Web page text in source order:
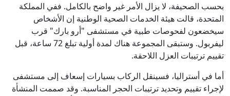
بحسب الصحيفة، لا يزال الأمر غير واضح بالكامل. ففي المملكة
المتحدة، قالت هيئة الخدمات الصحية الوطنية إن الأشخاص
سيخضعون لفحوصات طبية في مستشفى "أرو بارك" قرب
ليفربول. وستبقى المجموعة هناك لمدة أولية تبلغ 72 ساعة، قبل
تقييم ترتيبات العزل اللاحقة.
أما في أستراليا، فسينقل الركاب بسيارات إسعاف إلى مستشفى
لإجراء تقييم وتحديد ترتيبات الحجر المناسبة. وقد صممت المنشأة